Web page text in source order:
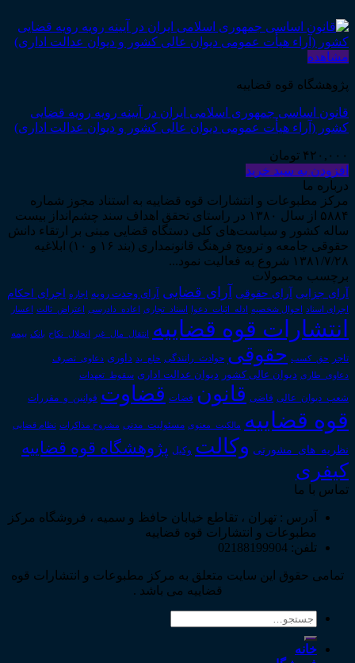
مشاهده
پژوهشگاه قوه قضاییه
قانون اساسی جمهوری اسلامی ایران در آیینه رویه رویه قضایی
کشور (آراء هیأت عمومی دیوان عالی کشور و دیوان عدالت اداری)
۴۲۰,۰۰۰ تومان
افزودن به سبد خرید
درباره ما
مرکز مطبوعات و انتشارات قوه قضاییه به استناد مجوز شماره
۵۸۸۴ از سال ۱۳۸۰ در راستای تحقق اهداف سند چشم‌انداز بیست
ساله کشور و سیاست‌های کلی دستگاه قضایی مبنی بر ارتقاء دانش
حقوقی جامعه و ترویج فرهنگ قانونمداری (بند ۱۶ و ۱۰) ابلاغیه
۱۳۸۱/۷/۲۸ شروع به فعالیت نمود...
برچسب محصولات
آرای جزایی آرای حقوقی آرای قضایی آرای وحدت رویه اجاره اجرای احکام
اجرای اسناد احوال شخصیه ادله_اثبات_دعوا اسناد_تجاری اعاده_دادرسی اعتراض_ثالث اعسار
انتشارات قوه قضاییه انتقال_مال_غیر انحلال_نکاح بانک بیمه
تاجر حق_کسب حقوقی حوادث_رانندگی خلع_ید داوری دعاوی_تصرف
دعاوی_طاری دیوان عالی کشور دیوان عدالت اداری سقوط_تعهدات
شعب_دیوان_عالی قاضی قانون قضات قضاوت قوانین_و_مقررات
قوه قضاییه مالکیت_معنوی مسئولیت_مدنی مشروح مذاکرات نظام قضایی
نظریه_های_مشورتی وکالت وکیل پژوهشگاه قوه قضاییه
کیفری
تماس با ما
آدرس : تهران ، تقاطع خیابان حافظ و سمیه ، فروشگاه مرکز
مطبوعات و انتشارات قوه قضاییه
تلفن: 02188199904
تمامی حقوق این سایت متعلق به مرکز مطبوعات و انتشارات قوه
قضاییه می باشد .
جستجو
خانه